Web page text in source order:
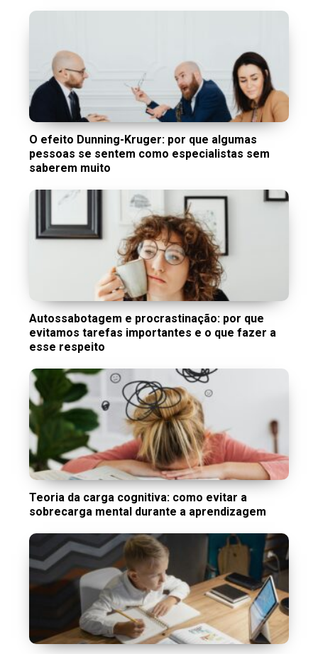
O efeito Dunning-Kruger: por que algumas
pessoas se sentem como especialistas sem
saberem muito
Autossabotagem e procrastinação: por que
evitamos tarefas importantes e o que fazer a
esse respeito
Teoria da carga cognitiva: como evitar a
sobrecarga mental durante a aprendizagem